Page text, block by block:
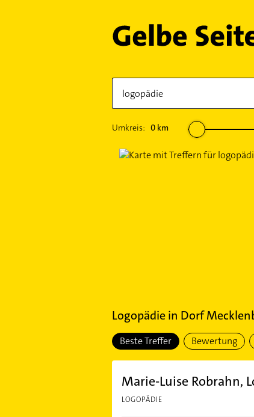
Umkreis: 0km
Logopädiein Dorf
Beste Treffer Bewertung
Marie-Luise Robrahn,
LOGOPÄDIE